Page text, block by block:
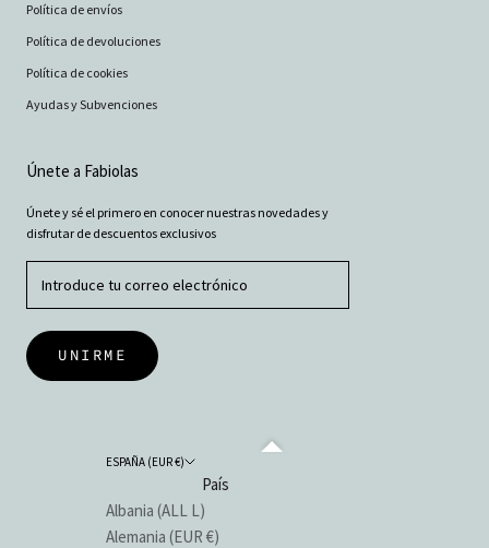
Política de envíos
Política de devoluciones
Política de cookies
Ayudas y Subvenciones
Únete a Fabiolas
Únete y sé el primero en conocer nuestras novedades y
disfrutar de descuentos exclusivos
UNIRME
ESPAÑA (EUR €)
País
Albania (ALL L)
Alemania (EUR €)